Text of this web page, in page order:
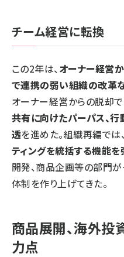
チーム経営に転換
この2年は、オーナー経営
で連携の弱い組織の改革
オーナー経営からの脱却で
共有に向けたパーパス、
透を進めた。組織再編では
ティングを統括する機能を
開発、商品企画等の部門
体制を作り上げてきた。
商品展開、海外投
力点